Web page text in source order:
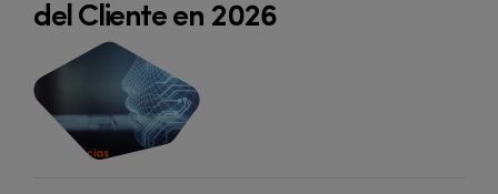
del Cliente en 2026